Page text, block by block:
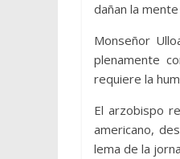
dañan la
Monseñor
plenamente
requiere la
El arzobispo
americano,
lema de la